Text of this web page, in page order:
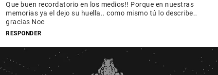
Que buen recordatorio en los medios!! Porque en nuestras
memorias ya el dejo su huella.. como mismo tú lo describe..
gracias Noe
RESPONDER